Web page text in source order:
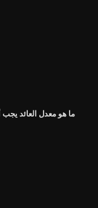
ما هو معدل العائد